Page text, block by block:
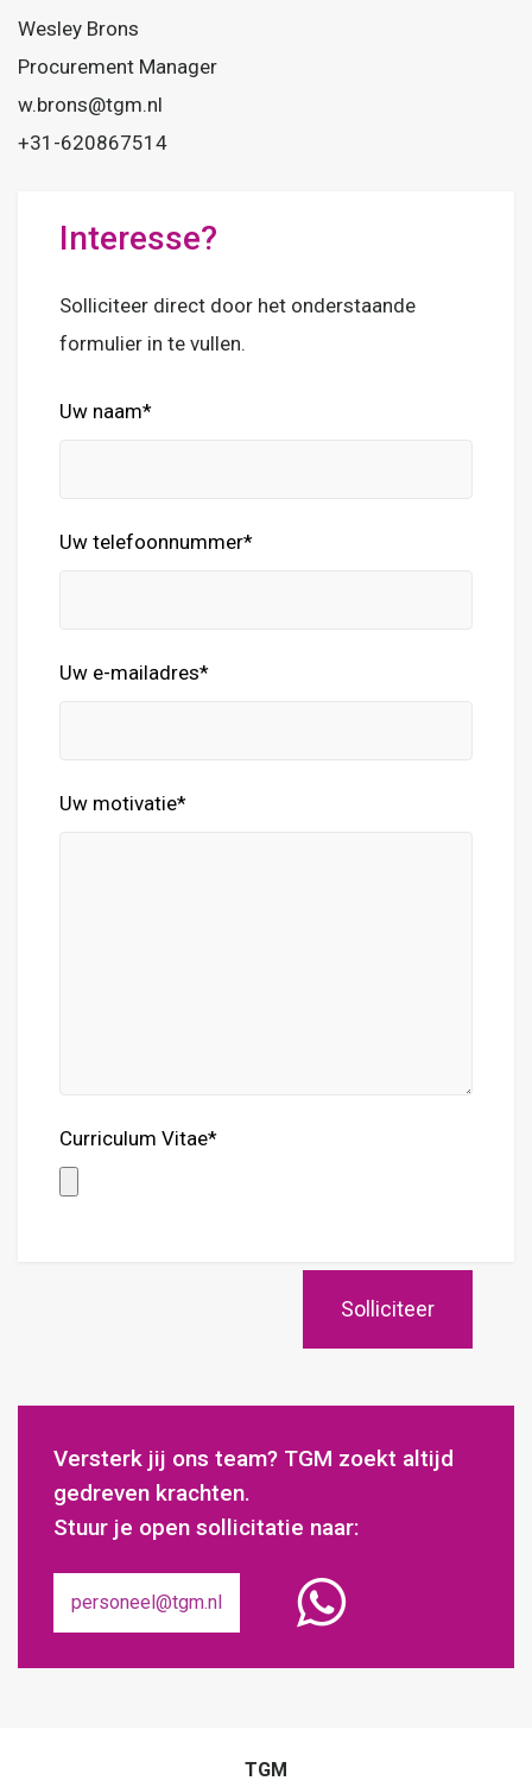
Wesley Brons
Procurement Manager
w.brons@tgm.nl
+31-620867514
Interesse?
Solliciteer direct door het onderstaande
formulier in te vullen.
Uw naam*
Uw telefoonnummer*
Uw e-mailadres*
Uw motivatie*
Curriculum Vitae*
Versterk jij ons team? TGM zoekt altijd
gedreven krachten.
Stuur je open sollicitatie naar:
personeel@tgm.nl
TGM